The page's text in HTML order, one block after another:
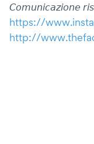
𝘊𝘰𝘮𝘶𝘯𝘪𝘤𝘢𝘻𝘪𝘰𝘯𝘦
https://
http://